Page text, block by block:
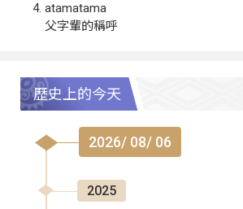
atamatama
父字輩的稱呼
歷史上的今天
2026/ 08/ 06
2025